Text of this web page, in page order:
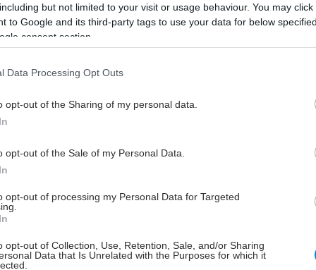
but not limited to your visit or usage behaviour. You may
to Google and its third-party tags to use your data for below
consent section.
Data Processing Opt Outs
opt-out of the Sharing of my personal data.
opt-out of the Sale of my Personal Data.
opt-out of processing my Personal Data for Targeted
opt-out of Collection, Use, Retention, Sale, and/or Sharing
Data that Is Unrelated with the Purposes for which it
Coronis Research
αποτελεί έναν από τους κορυφαίους Κατ’
δραστηριοποίηση σε Κύπρο και Βουλγαρία. Σήμερα,
συνεργάτη επιλογής για πολλές διεθνείς
προϊόντων. Οι υπηρεσίες της εκτείνονται σε
ανάπτυξης και διάθεσης καινοτόμων θεραπειών,
αποτελεσματικά όλη τη διαδικασία εισόδου μιας
στην αγορά, από τα επιμέρους στάδια της
τιμολόγησης, αποζημίωσης έως και τη
παρακολούθηση της ασφαλούς χρήσης και
της, μέσω των υπηρεσιών φαρμακοεπαγρύπνησης